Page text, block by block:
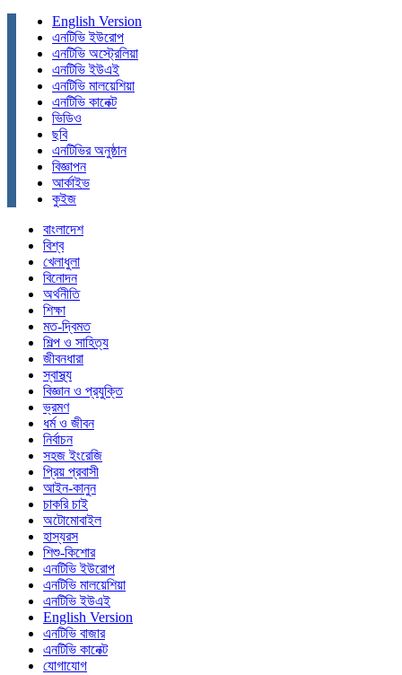
English Version
এনটিভি ইউরোপ
এনটিভি অস্ট্রেলিয়া
এনটিভি ইউএই
এনটিভি মালয়েশিয়া
এনটিভি কানেক্ট
ভিডিও
ছবি
এনটিভির অনুষ্ঠান
বিজ্ঞাপন
আর্কাইভ
কুইজ
বাংলাদেশ
বিশ্ব
খেলাধুলা
বিনোদন
অর্থনীতি
শিক্ষা
মত-দ্বিমত
শিল্প ও সাহিত্য
জীবনধারা
স্বাস্থ্য
বিজ্ঞান ও প্রযুক্তি
ভ্রমণ
ধর্ম ও জীবন
নির্বাচন
সহজ ইংরেজি
প্রিয় প্রবাসী
আইন-কানুন
চাকরি চাই
অটোমোবাইল
হাস্যরস
শিশু-কিশোর
এনটিভি ইউরোপ
এনটিভি মালয়েশিয়া
এনটিভি ইউএই
English Version
এনটিভি বাজার
এনটিভি কানেক্ট
যোগাযোগ